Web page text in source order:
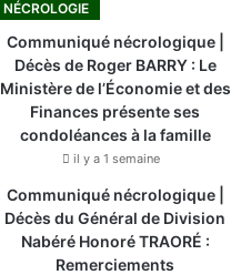
NÉCROLOGIE
Communiqué nécrologique |
Décès de Roger BARRY : Le
Ministère de l’Économie et des
Finances présente ses
condoléances à la famille
il y a 1 semaine
Communiqué nécrologique |
Décès du Général de Division
Nabéré Honoré TRAORÉ :
Remerciements